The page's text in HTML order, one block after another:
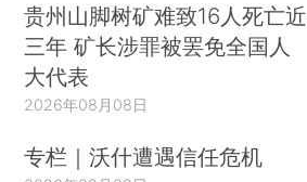
贵州山脚树矿难致16人死亡近
三年 矿长涉罪被罢免全国人
大代表
2026年08月08日
专栏｜沃什遭遇信任危机